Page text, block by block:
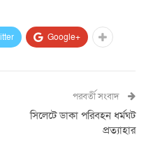
Google+
পরবর্তী সংবাদ
সিলেটে ডাকা পরিবহন ধর্মঘট
প্রত্যাহার